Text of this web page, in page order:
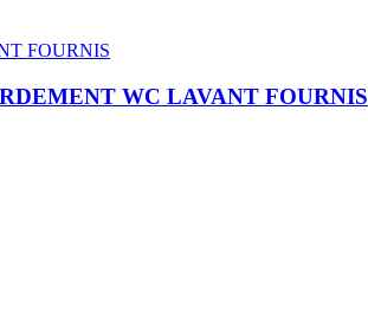
WC LAVANT FOURNIS